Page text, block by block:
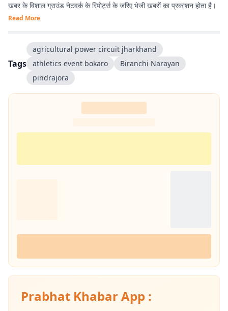
खबर के विशाल ग्राउंड नेटवर्क के रिपोर्ट्स के जरिए भेजी खबरों का प्रकाशन होता है।
Read More
Tags
agricultural power circuit jharkhand
athletics event bokaro
Biranchi Narayan
pindrajora
Prabhat Khabar App :